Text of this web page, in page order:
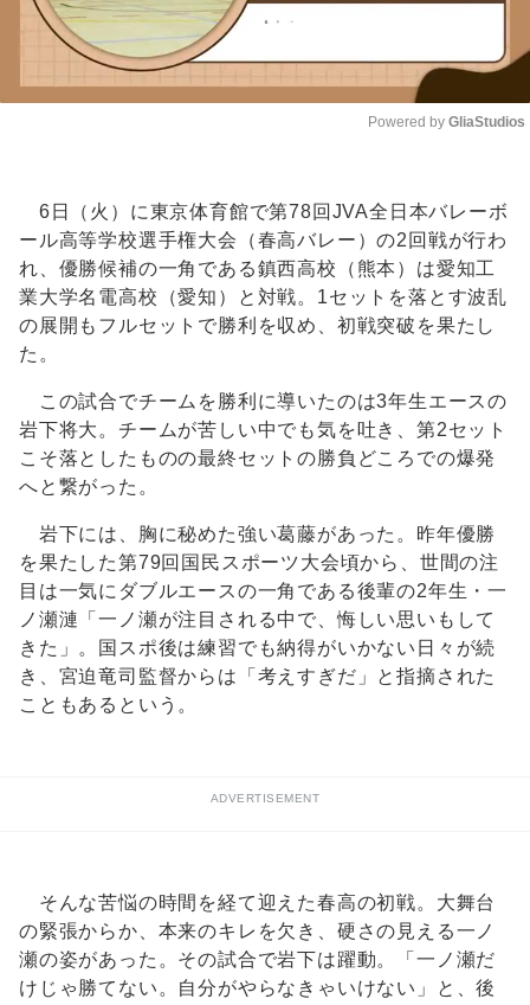
Powered by GliaStudios
6日（火）に東京体育館で第78回JVA全日本バレーボ
ール高等学校選手権大会（春高バレー）の2回戦が行わ
れ、優勝候補の一角である鎮西高校（熊本）は愛知工
業大学名電高校（愛知）と対戦。1セットを落とす波乱
の展開もフルセットで勝利を収め、初戦突破を果たし
た。
この試合でチームを勝利に導いたのは3年生エースの
岩下将大。チームが苦しい中でも気を吐き、第2セット
こそ落としたものの最終セットの勝負どころでの爆発
へと繋がった。
岩下には、胸に秘めた強い葛藤があった。昨年優勝
を果たした第79回国民スポーツ大会頃から、世間の注
目は一気にダブルエースの一角である後輩の2年生・一
ノ瀬漣「一ノ瀬が注目される中で、悔しい思いもして
きた」。国スポ後は練習でも納得がいかない日々が続
き、宮迫竜司監督からは「考えすぎだ」と指摘された
こともあるという。
ADVERTISEMENT
そんな苦悩の時間を経て迎えた春高の初戦。大舞台
の緊張からか、本来のキレを欠き、硬さの見える一ノ
瀬の姿があった。その試合で岩下は躍動。「一ノ瀬だ
けじゃ勝てない。自分がやらなきゃいけない」と、後